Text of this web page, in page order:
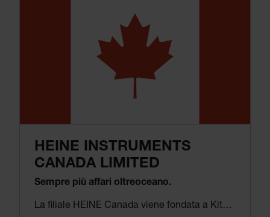
HEINE INSTRUMENTS
CANADA LIMITED
Sempre più affari oltreoceano.
La filiale HEINE Canada viene fondata a Kitchener il 23 novembre 1982. L’azienda ha così compiuto il balzo oltre l’oceano ed è giunta sul continente nordamericano.